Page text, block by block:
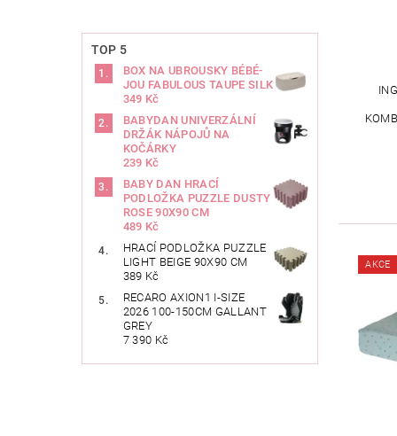
TOP 5
BOX NA UBROUSKY BÉBÉ-
JOU FABULOUS TAUPE SILK
349 Kč
BABYDAN UNIVERZÁLNÍ
DRŽÁK NÁPOJŮ NA
KOČÁRKY
239 Kč
BABY DAN HRACÍ
PODLOŽKA PUZZLE DUSTY
ROSE 90X90 CM
489 Kč
HRACÍ PODLOŽKA PUZZLE
LIGHT BEIGE 90X90 CM
389 Kč
RECARO AXION1 I-SIZE
2026 100-150CM GALLANT
GREY
7 390 Kč
AKCE